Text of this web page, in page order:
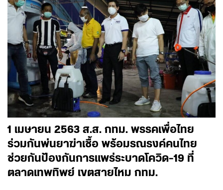
1 เมษายน 2563 ส.ส. กทม. พรรคเพื่อไทย
ร่วมกันพ่นยาฆ่าเชื้อ พร้อมรณรงค์คนไทย
ช่วยกันป้องกันการแพร่ระบาดโควิด-19 ที่
ตลาดเทพทิพย์ เขตสายไหม กทม.